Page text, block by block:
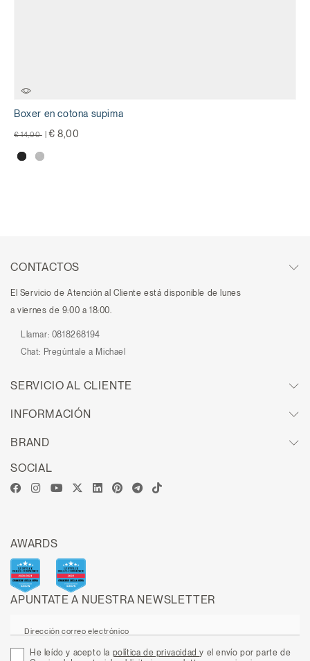
Boxer en cotona supima
precio rebajado desde
€ 14,00 a € 8,00
CONTACTOS
El Servicio de Atención al Cliente está disponible de lunes
a viernes de 9:00 a 18:00.
Llamar: 0818268194
Chat: Pregúntale a Michael
SERVICIO AL CLIENTE
INFORMACIÓN
BRAND
APUNTATE A NUESTRA NEWSLETTER
Dirección correo electrónico
He leído y acepto la política de privacidady el envío por parte de
SOCIAL
AWARDS